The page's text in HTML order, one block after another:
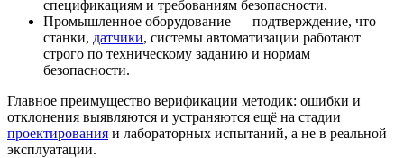
спецификациям и требованиям безопасности.
Промышленное оборудование — подтверждение, что
станки, датчики, системы автоматизации работают
строго по техническому заданию и нормам
безопасности.
Главное преимущество верификации методик: ошибки и
отклонения выявляются и устраняются ещё на стадии
проектирования и лабораторных испытаний, а не в реальной
эксплуатации.